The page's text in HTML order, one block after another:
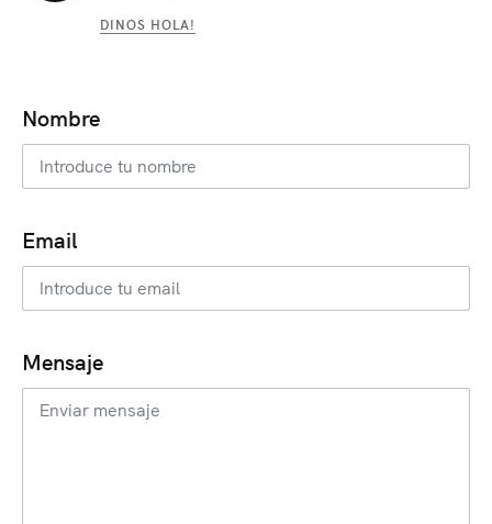
DINOS HOLA!
Nombre
Email
Mensaje